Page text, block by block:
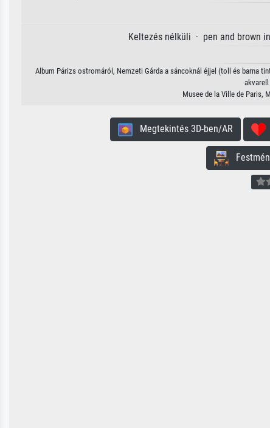
Keltezés nélküli · pen and brown
Album Párizs ostromáról, Nemzeti Gárda a sáncoknál éjjel (toll és barna
Musee de la Ville de Paris,
Megtekintés 3D-ben/AR